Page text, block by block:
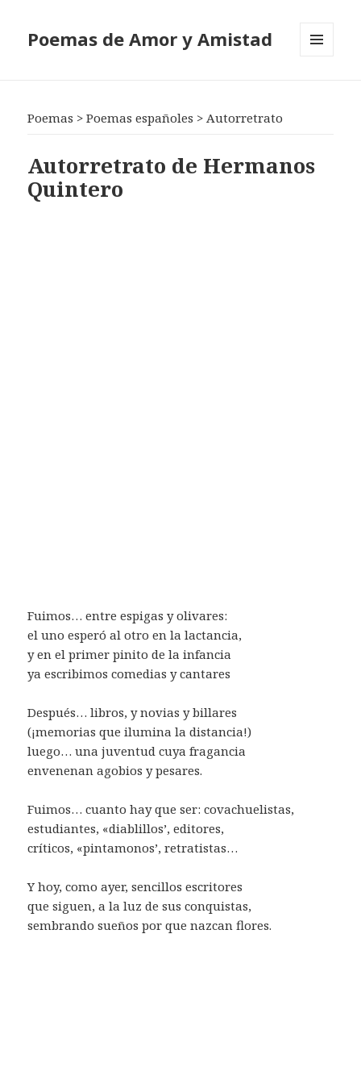
Poemas de Amor y Amistad
Poemas >Poemas españoles >Autorretrato
Autorretrato de Hermanos
Quintero
Fuimos… entre espigas y olivares:
el uno esperó al otro en la lactancia,
y en el primer pinito de la infancia
ya escribimos comedias y cantares
Después… libros, y novias y billares
(¡memorias que ilumina la distancia!)
luego… una juventud cuya fragancia
envenenan agobios y pesares.
Fuimos… cuanto hay que ser: covachuelistas,
estudiantes, «diablillos’, editores,
críticos, «pintamonos’, retratistas…
Y hoy, como ayer, sencillos escritores
que siguen, a la luz de sus conquistas,
sembrando sueños por que nazcan flores.